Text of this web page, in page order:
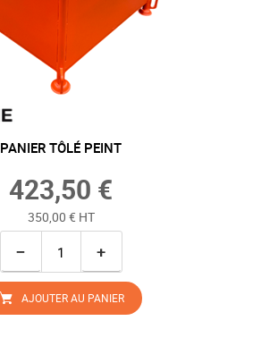
PANIER TÔLÉ PEINT
423,50 €
350,00 € HT
− +
AJOUTER AU PANIER